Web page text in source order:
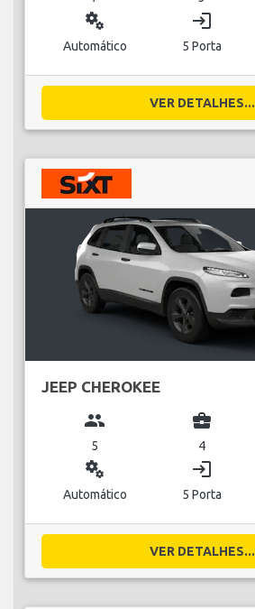
miscellaneous_services
Automático
login
5 Porta
VER DETALHES...
JEEP CHEROKEE
group
5
business_center
4
miscellaneous_services
Automático
login
5 Porta
VER DETALHES...